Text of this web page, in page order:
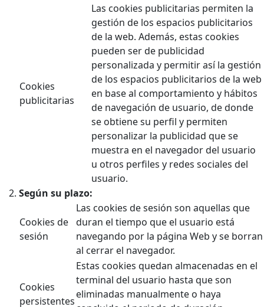
Cookies
publicitarias
Las cookies publicitarias permiten la
gestión de los espacios publicitarios
de la web. Además, estas cookies
pueden ser de publicidad
personalizada y permitir así la gestión
de los espacios publicitarios de la web
en base al comportamiento y hábitos
de navegación de usuario, de donde
se obtiene su perfil y permiten
personalizar la publicidad que se
muestra en el navegador del usuario
u otros perfiles y redes sociales del
usuario.
Según su plazo:
Cookies de
sesión
Las cookies de sesión son aquellas que
duran el tiempo que el usuario está
navegando por la página Web y se borran
al cerrar el navegador.
Cookies
persistentes
Estas cookies quedan almacenadas en el
terminal del usuario hasta que son
eliminadas manualmente o haya